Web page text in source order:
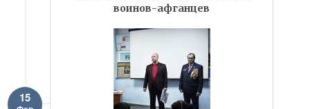
воинов-афганцев
15